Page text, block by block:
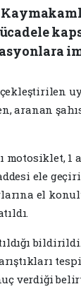
aranan
motosiklet, 1
ele
el
verdiği